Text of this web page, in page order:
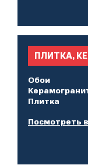
ПЛИТКА,
Обои
Плитка
Посмотреть